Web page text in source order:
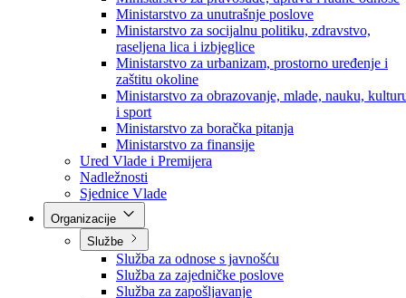
Ministarstva
Ministarstvo za privredu
Ministarstvo za pravosuđe, upravu i radne odnose
Ministarstvo za unutrašnje poslove
Ministarstvo za socijalnu politiku, zdravstvo,
raseljena lica i izbjeglice
Ministarstvo za urbanizam, prostorno uređenje i
zaštitu okoline
Ministarstvo za obrazovanje, mlade, nauku,
i sport
Ministarstvo za boračka pitanja
Ministarstvo za finansije
Ured Vlade i Premijera
Nadležnosti
Sjednice Vlade
Službe